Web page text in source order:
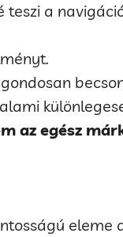
a
az egész
eleme